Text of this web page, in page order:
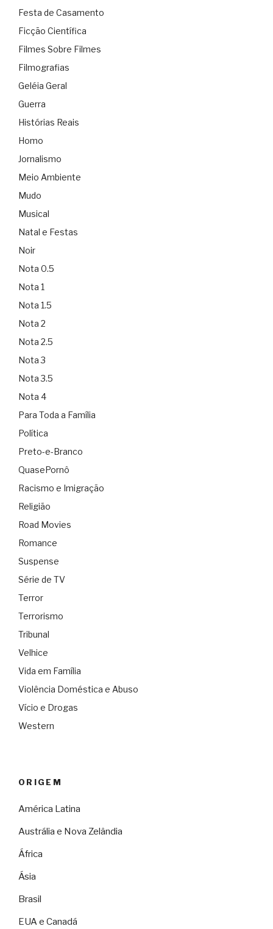
Festa de Casamento
Ficção Científica
Filmes Sobre Filmes
Filmografias
Geléia Geral
Guerra
Histórias Reais
Homo
Jornalismo
Meio Ambiente
Mudo
Musical
Natal e Festas
Noir
Nota 0.5
Nota 1
Nota 1.5
Nota 2
Nota 2.5
Nota 3
Nota 3.5
Nota 4
Para Toda a Família
Política
Preto-e-Branco
QuasePornô
Racismo e Imigração
Religião
Road Movies
Romance
Suspense
Série de TV
Terror
Terrorismo
Tribunal
Velhice
Vida em Família
Violência Doméstica e Abuso
Vício e Drogas
Western
ORIGEM
América Latina
Austrália e Nova Zelândia
África
Ásia
Brasil
EUA e Canadá